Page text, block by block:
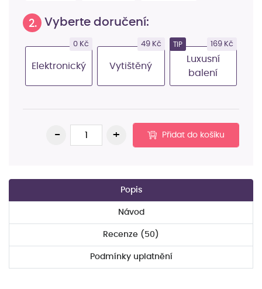
2. Vyberte doručení:
0 Kč
Elektronický
49 Kč
Vytištěný
TIP 169 Kč
Luxusní
balení
Přidat do košíku
Popis
Návod
Recenze (50)
Podmínky uplatnění